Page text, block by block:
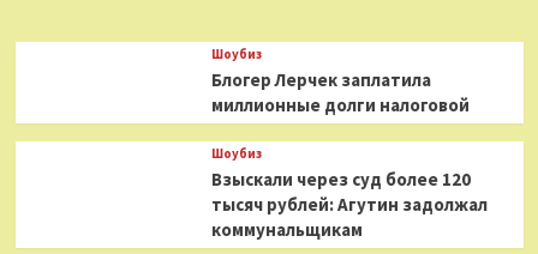
Шоубиз
Блогер Лерчек заплатила
миллионные долги налоговой
Шоубиз
Взыскали через суд более 120
тысяч рублей: Агутин задолжал
коммунальщикам